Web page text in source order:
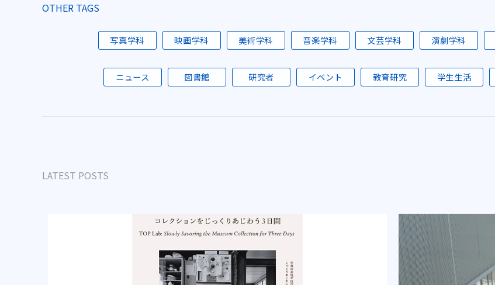
OTHER TAGS
写真学科 映画学科 美術学科 音楽学科 文芸学科 演劇学科
ニュース 図書館 研究者 イベント 教育研究 学生生活
LATEST POSTS